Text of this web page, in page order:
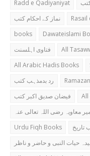
Radd e Qadiyaniyat
نماز کے احکام کتب
Rasail
books
Dawateislami
فتاوی اہلسنت
All
All Arabic Hadis Books
رد بدمذہب کتب
فیضان صدیق اکبر کتب
All
معاویہ رضی اللہ تعالی عنہ
Urdu Fiqh Books
تاریخ
حیات النبی و حاضر و ناظر